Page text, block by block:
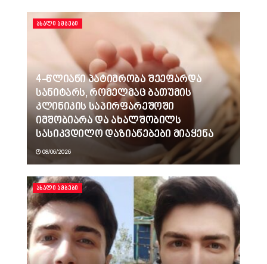
ᲐᲮᲐᲚᲘ ᲐᲛᲑᲔᲑᲘ
4-წლიანი პატიმრობა შეეფარდა
სანიტარს, რომელმაც ბათუმის
კლინიკის საპირფარეშოში
იმშობიარა და ახალშობილს
სასიკვდილო დაზიანებები მიაყენა
08/06/2026
ᲐᲮᲐᲚᲘ ᲐᲛᲑᲔᲑᲘ